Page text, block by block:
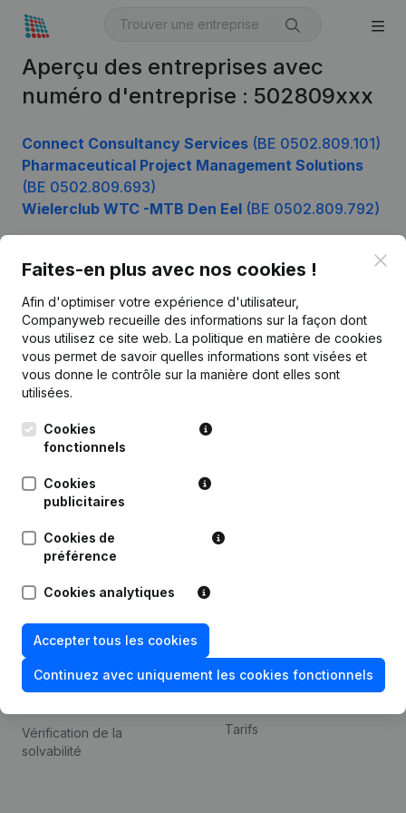
Aperçu des entreprises avec
numéro d'entreprise : 502809xxx
Connect Consultancy Services (BE 0502.809.101)
Pharmaceutical Project Management Solutions
(BE 0502.809.693)
Wielerclub WTC -MTB Den Eel (BE 0502.809.792)
Faites-en plus avec nos cookies !
Afin d'optimiser votre expérience d'utilisateur,
Companyweb recueille des informations sur la façon dont
vous utilisez ce site web. La politique en matière de cookies
vous permet de savoir quelles informations sont visées et
vous donne le contrôle sur la manière dont elles sont
utilisées.
Cookies
fonctionnels
Cookies
publicitaires
Cookies de
préférence
Cookies analytiques
Accepter tous les cookies
Continuez avec uniquement les cookies fonctionnels
Français
Leuvensesteenweg
248D,
Produit
Informations d’entreprise
Monitoring
Recherche internationale
Thème
de la fraude
Consulter des comptes
annuels
Recherche de numéro de
Vérification de la
solvabilité
Contact
Tarifs